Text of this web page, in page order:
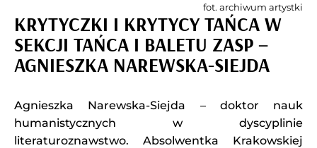
KRYTYCZKI I KRYTYCY TAŃCA W
SEKCJI TAŃCA I BALETU ZASP –
AGNIESZKA NAREWSKA-SIEJDA
Agnieszka Narewska-Siejda – doktor nauk
humanistycznych w dyscyplinie
literaturoznawstwo. Absolwentka Krakowskiej
fot. archiwum artystki